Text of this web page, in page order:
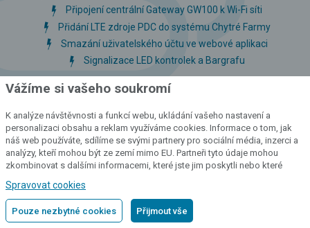
Připojení centrální Gateway GW100 k Wi-Fi síti
Přidání LTE zdroje PDC do systému Chytré Farmy
Smazání uživatelského účtu ve webové aplikaci
Signalizace LED kontrolek a Bargrafu
Zákaznický servis
Poradna
Obchodní podmínky
Vážíme si vašeho soukromí
K analýze návštěvnosti a funkcí webu, ukládání vašeho nastavení a
personalizaci obsahu a reklam využíváme cookies. Informace o tom, jak
náš web používáte, sdílíme se svými partnery pro sociální média, inzerci a
analýzy, kteří mohou být ze zemí mimo EU. Partneři tyto údaje mohou
zkombinovat s dalšími informacemi, které jste jim poskytli nebo které
Spravovat cookies
Pouze nezbytné cookies Přijmout vše